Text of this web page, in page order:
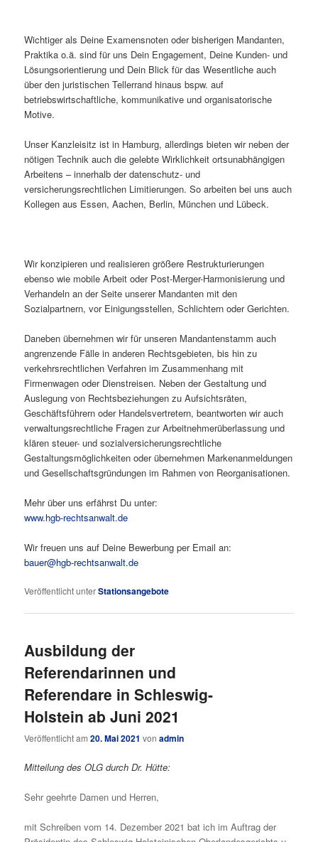
Wichtiger als Deine Examensnoten oder bisherigen Mandanten,
Praktika o.ä. sind für uns Dein Engagement, Deine Kunden- und
Lösungsorientierung und Dein Blick für das Wesentliche auch
über den juristischen Tellerrand hinaus bspw. auf
betriebswirtschaftliche, kommunikative und organisatorische
Motive.
Unser Kanzleisitz ist in Hamburg, allerdings bieten wir neben der
nötigen Technik auch die gelebte Wirklichkeit ortsunabhängigen
Arbeitens – innerhalb der datenschutz- und
versicherungsrechtlichen Limitierungen. So arbeiten bei uns auch
Kollegen aus Essen, Aachen, Berlin, München und Lübeck.
Wir konzipieren und realisieren größere Restrukturierungen
ebenso wie mobile Arbeit oder Post-Merger-Harmonisierung und
Verhandeln an der Seite unserer Mandanten mit den
Sozialpartnern, vor Einigungsstellen, Schlichtern oder Gerichten.
Daneben übernehmen wir für unseren Mandantenstamm auch
angrenzende Fälle in anderen Rechtsgebieten, bis hin zu
verkehrsrechtlichen Verfahren im Zusammenhang mit
Firmenwagen oder Dienstreisen. Neben der Gestaltung und
Auslegung von Rechtsbeziehungen zu Aufsichtsräten,
Geschäftsführern oder Handelsvertretern, beantworten wir auch
verwaltungsrechtliche Fragen zur Arbeitnehmerüberlassung und
klären steuer- und sozialversicherungsrechtliche
Gestaltungsmöglichkeiten oder übernehmen Markenanmeldungen
und Gesellschaftsgründungen im Rahmen von Reorganisationen.
Mehr über uns erfährst Du unter:
www.hgb-rechtsanwalt.de
Wir freuen uns auf Deine Bewerbung per Email an:
bauer@hgb-rechtsanwalt.de
Veröffentlicht unterStationsangebote
Ausbildung der
Referendarinnen und
Referendare in Schleswig-
Holstein ab Juni 2021
Veröffentlicht am20. Mai 2021 vonadmin
Mitteilung des OLG durch Dr. Hütte:
Sehr geehrte Damen und Herren,
mit Schreiben vom 14. Dezember 2021 bat ich im Auftrag der